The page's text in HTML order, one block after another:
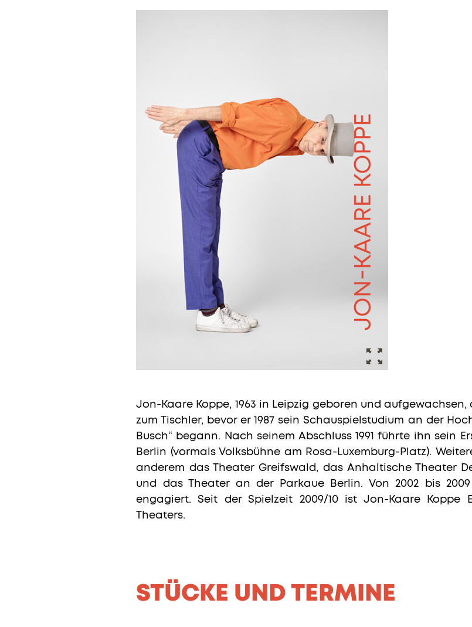
Jon-Kaare Koppe, 1963 in Leipzig geboren und
zum Tischler, bevor er 1987 sein Schauspielstudium an der
Busch“ begann. Nach seinem Abschluss 1991 führte ihn sein
Berlin (vormals Volksbühne am Rosa-Luxemburg-Platz).
anderem das Theater Greifswald, das Anhaltische Theater
und das Theater an der Parkaue Berlin. Von 2002 bis
engagiert. Seit der Spielzeit 2009/10 ist Jon-Kaare Koppe
Theaters.
STÜCKE UND TERMINE